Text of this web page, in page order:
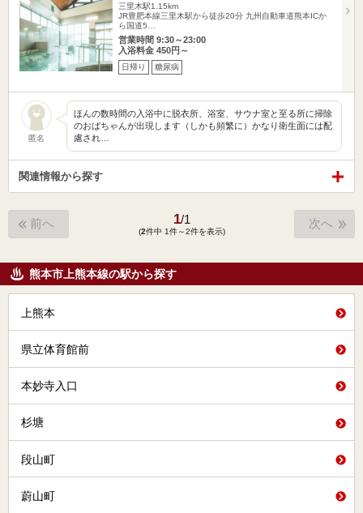
三里木駅1.15km
JR豊肥本線三里木駅から徒歩20分 九州自動車道熊本ICか
ら国道5…
営業時間 9:30～23:00
入浴料金 450円～
日帰り 糖尿病
匿名
ほんの数時間の入浴中に脱衣所、浴室、サウナ室と至る所に掃除
のおばちゃんが出現します（しかも頻繁に）かなり衛生面には配
慮され…
関連情報から探す
前へ 1/1
(2件中 1件～2件を表示)
次へ
熊本市上熊本線の駅から探す
上熊本
県立体育館前
本妙寺入口
杉塘
段山町
蔚山町